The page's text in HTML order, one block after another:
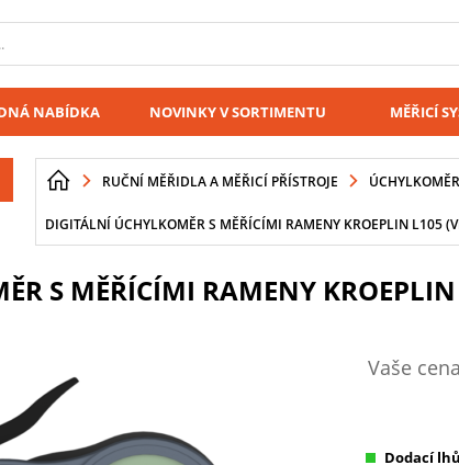
NABÍDKA NOVINKY V SORTIMENTU MĚŘICÍ
RUČNÍ MĚŘIDLA A MĚŘICÍ PŘÍSTROJE
DIGITÁLNÍ ÚCHYLKOMĚR S MĚŘÍCÍMI RAMENY KROEPLIN L105
S MĚŘÍCÍMI RAMENY
Vaše
Dodací